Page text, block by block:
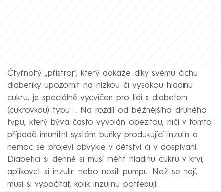
Čtyřnohý „přístroj“, který dokáže díky svému čichu
diabetiky upozornit na nízkou či vysokou hladinu
cukru, je speciálně vycvičen pro lidi s diabetem
(cukrovkou) typu 1. Na rozdíl od běžnějšího druhého
typu, který bývá často vyvolán obezitou, ničí v tomto
případě imunitní systém buňky produkující inzulin a
nemoc se projeví obvykle v dětství či v dospívání.
Diabetici si denně si musí měřit hladinu cukru v krvi,
aplikovat si inzulin nebo nosit pumpu. Než se nají,
musí si vypočítat, kolik inzulinu potřebují.